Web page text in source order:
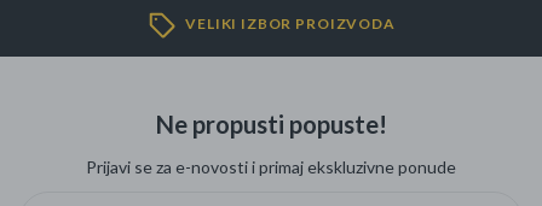
VELIKI IZBOR PROIZVODA
Ne propusti popuste!
Prijavi se za e-novosti i primaj ekskluzivne ponude